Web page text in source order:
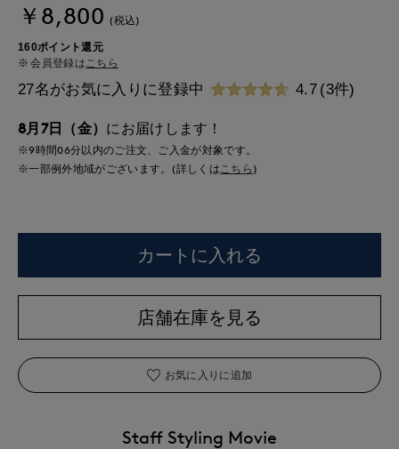
￥8,800 (税込)
160ポイント還元
会員登録はこちら
27名がお気に入りに登録中 4.7 (3件)
8月7日（金） にお届けします！
※9時間06分以内のご注文、ご入金が対象です。
※一部例外地域がございます。(詳しくは こちら )
カートに入れる
店舗在庫を見る
お気に入りに追加
Staff Styling Movie